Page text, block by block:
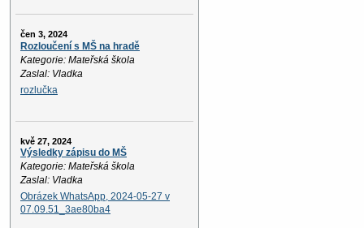
čen 3, 2024
Rozloučení s MŠ na hradě
Kategorie: Mateřská škola
Zaslal: Vladka
rozlučka
kvě 27, 2024
Výsledky zápisu do MŠ
Kategorie: Mateřská škola
Zaslal: Vladka
Obrázek WhatsApp, 2024-05-27 v
07.09.51_3ae80ba4